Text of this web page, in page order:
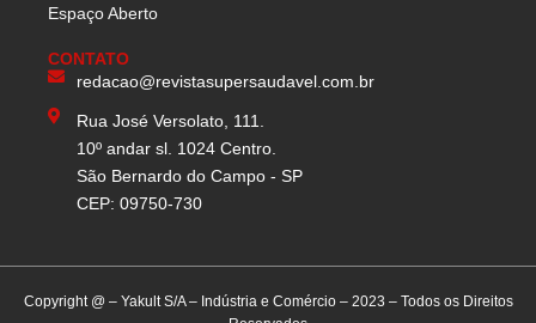
Espaço Aberto
CONTATO
redacao@revistasupersaudavel.com.br
Rua José Versolato, 111.
10º andar sl. 1024 Centro.
São Bernardo do Campo - SP
CEP: 09750-730
Copyright @ – Yakult S/A – Indústria e Comércio – 2023 – Todos os Direitos